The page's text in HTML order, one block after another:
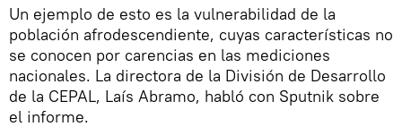
Un ejemplo de esto es la vulnerabilidad de la
población afrodescendiente, cuyas características no
se conocen por carencias en las mediciones
nacionales. La directora de la División de Desarrollo
de la CEPAL, Laís Abramo, habló con Sputnik sobre
el informe.